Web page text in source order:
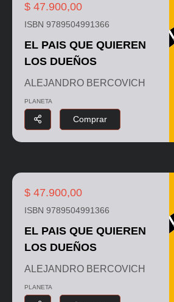
$ 47.900,00
ISBN 9789504991366
EL PAIS QUE QUIEREN
LOS DUEÑOS
ALEJANDRO BERCOVICH
PLANETA
Comprar
$ 47.900,00
ISBN 9789504991366
EL PAIS QUE QUIEREN
LOS DUEÑOS
ALEJANDRO BERCOVICH
PLANETA